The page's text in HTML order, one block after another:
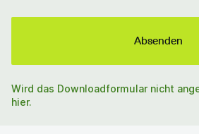
Wird das Downloadformular nicht
hier.